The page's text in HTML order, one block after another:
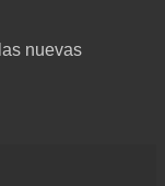
nuevas